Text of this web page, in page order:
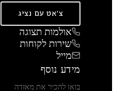
צ'אט עם נציג
אולמות תצוגה
שירות לקוחות
מייל
מידע נוסף
בואו להכיר את מאזדה